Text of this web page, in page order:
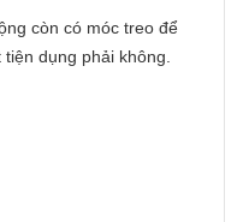
còn có móc treo để
dụng phải không.